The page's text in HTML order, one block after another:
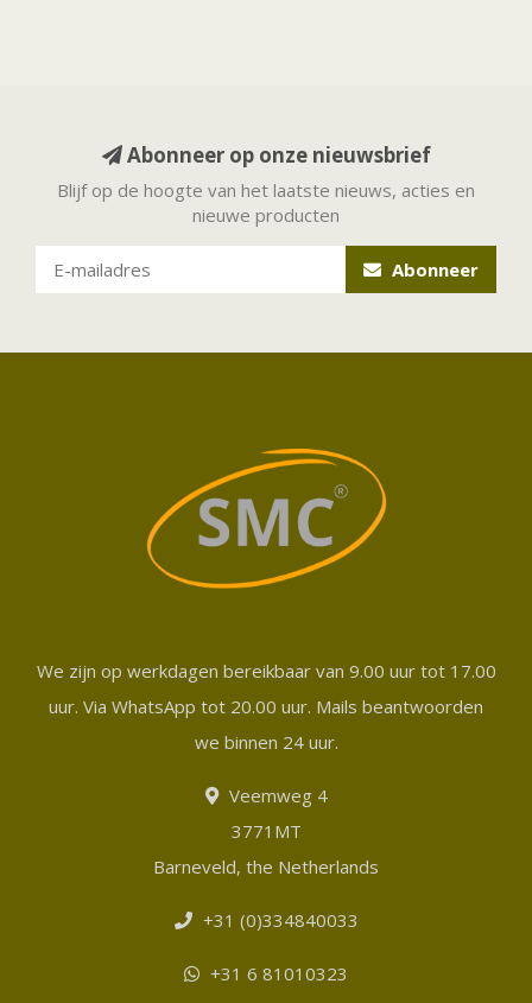
Abonneer op onze nieuwsbrief
Blijf op de hoogte van het laatste nieuws, acties en
nieuwe producten
Abonneer
We zijn op werkdagen bereikbaar van 9.00 uur tot 17.00
uur. Via WhatsApp tot 20.00 uur. Mails beantwoorden
we binnen 24 uur.
Veemweg 4
3771MT
Barneveld, the Netherlands
+31 (0)334840033
+31 6 81010323